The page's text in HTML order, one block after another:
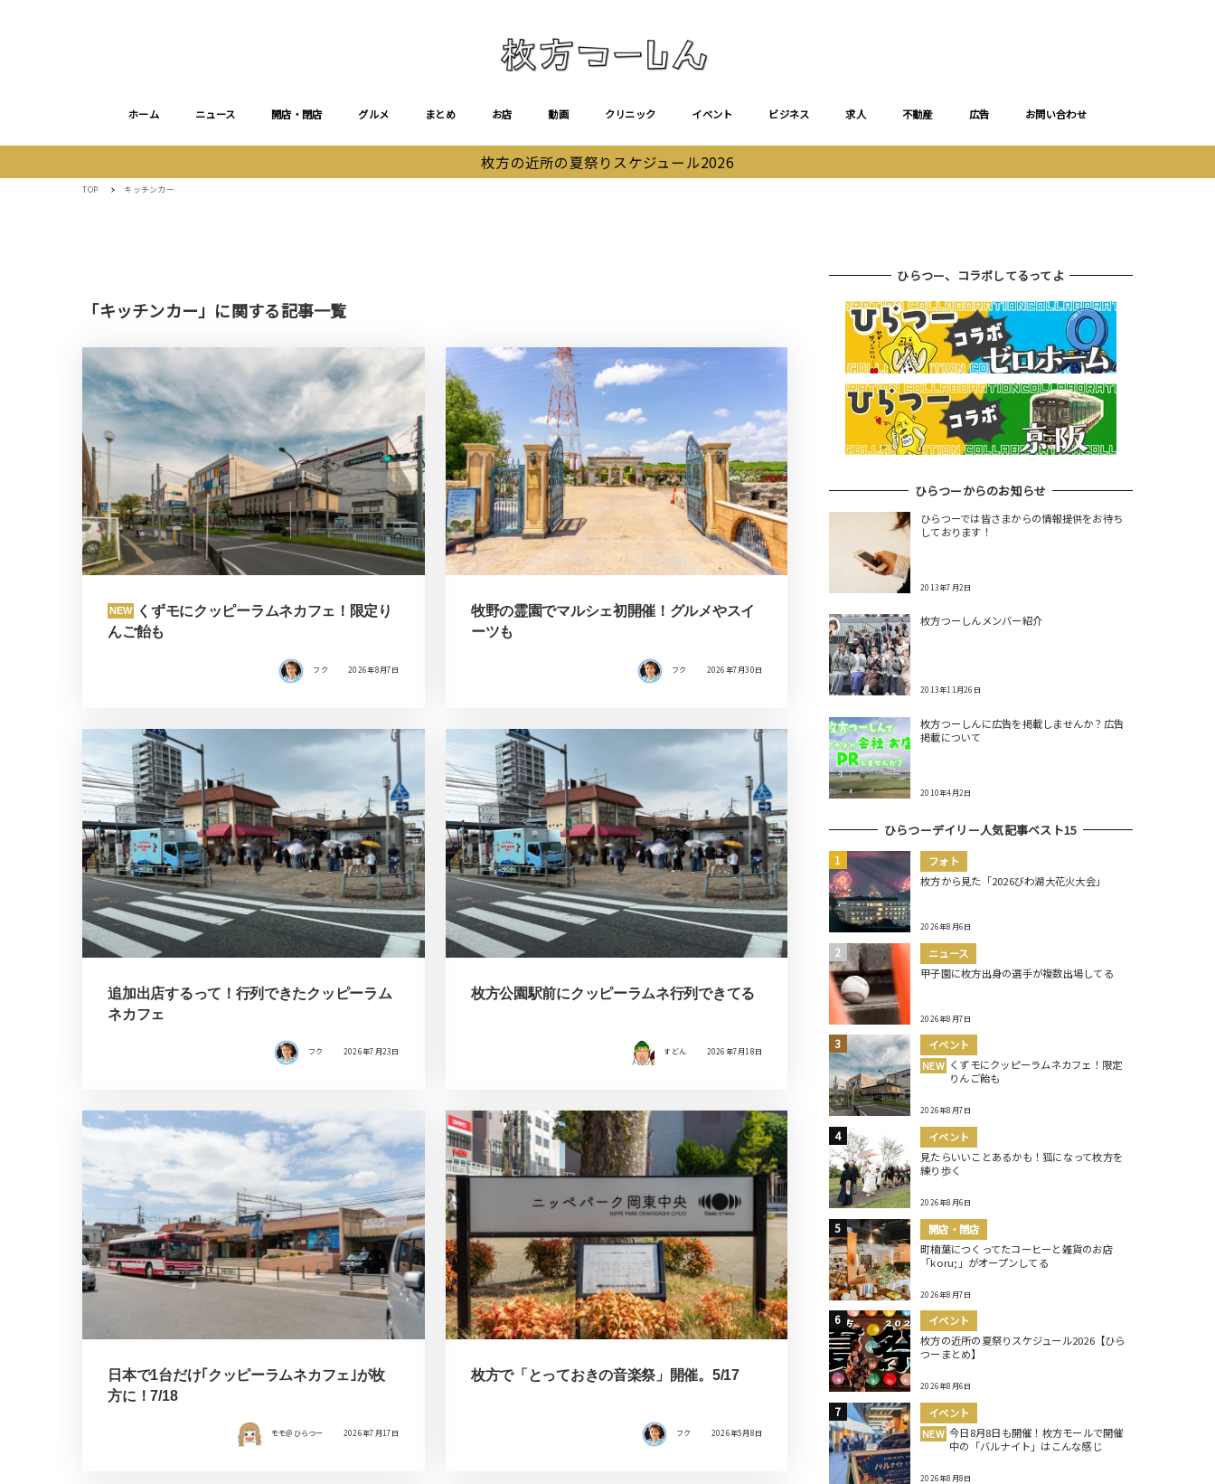
ホーム ニュース 開店・閉店 グルメ まとめ お店 動画 クリニック イベント ビジネス 求人 不動産 広告 お問い合わせ
枚方の近所の夏祭りスケジュール2026
TOP キッチンカー
「キッチンカー」に関する記事一覧
NEW
くずモにクッピーラムネカフェ！限定り
んご飴も
フク 2026年8月7日
牧野の霊園でマルシェ初開催！グルメやスイ
ーツも
フク 2026年7月30日
追加出店するって！行列できたクッピーラム
ネカフェ
フク 2026年7月23日
枚方公園駅前にクッピーラムネ行列できてる
すどん 2026年7月18日
日本で1台だけ｢クッピーラムネカフェ｣が枚
方に！7/18
モモ＠ひらつー 2026年7月17日
枚方で「とっておきの音楽祭」開催。5/17
フク 2026年5月8日
ひらつー、コラボしてるってよ
ひらつーからのお知らせ
ひらつーでは皆さまからの情報提供をお待ち
しております！
2013年7月2日
枚方つーしんメンバー紹介
2013年11月26日
枚方つーしんに広告を掲載しませんか？広告
掲載について
2010年4月2日
ひらつーデイリー人気記事ベスト15
フォト
枚方から見た「2026びわ湖大花火大会」
2026年8月6日
ニュース
甲子園に枚方出身の選手が複数出場してる
2026年8月7日
イベント
NEW くずモにクッピーラムネカフェ！限定
りんご飴も
2026年8月7日
イベント
見たらいいことあるかも！狐になって枚方を
練り歩く
2026年8月6日
開店・閉店
町楠葉につくってたコーヒーと雑貨のお店
「koru;」がオープンしてる
2026年8月7日
イベント
枚方の近所の夏祭りスケジュール2026【ひら
つーまとめ】
2026年8月6日
イベント
NEW 今日8月8日も開催！枚方モールで開催
中の「バルナイト」はこんな感じ
2026年8月8日